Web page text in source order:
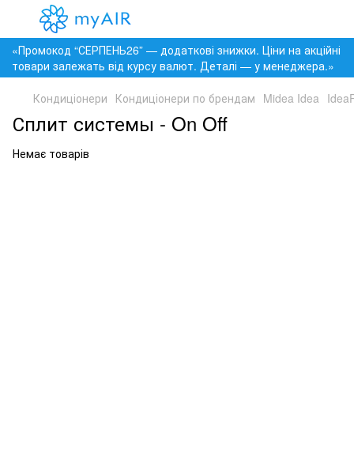
«Промокод “СЕРПЕНЬ26” — додаткові знижки. Ціни на акційні
товари залежать від курсу валют. Деталі — у менеджера.»
Кондиціонери Кондиціонери по брендам Midea Idea
Сплит системы - On Off
Немає товарів